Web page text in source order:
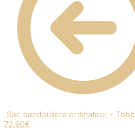
Sac bandoulière ordinateur - Tobb
72.90€